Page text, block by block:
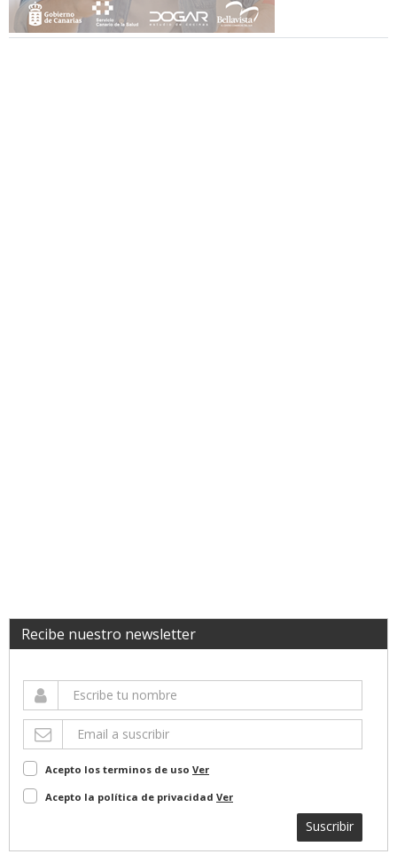
Recibe nuestro newsletter
Acepto los terminos de uso Ver
Acepto la política de privacidad Ver
Suscribir